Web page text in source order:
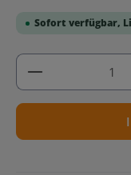
Sofort verfügbar,
Produkt Anzahl: